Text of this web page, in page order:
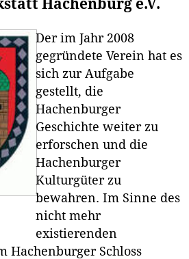
Hachenburg e.V.
Der im Jahr 2008
gegründete Verein hat es
sich zur Aufgabe
gestellt, die
Hachenburger
Geschichte weiter zu
erforschen und die
Hachenburger
Kulturgüter zu
bewahren. Im Sinne des
nicht mehr
existierenden
Hachenburger Schloss